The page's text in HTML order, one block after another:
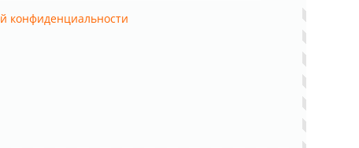
конфиденциальности